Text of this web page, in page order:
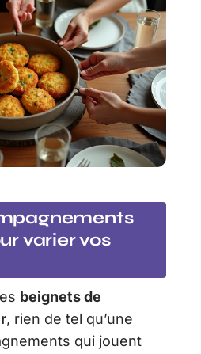
varier vos
beignets de
, rien de tel qu’une
qui jouent